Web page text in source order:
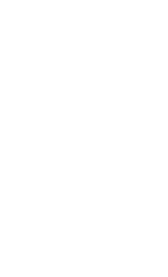
Продлеваем